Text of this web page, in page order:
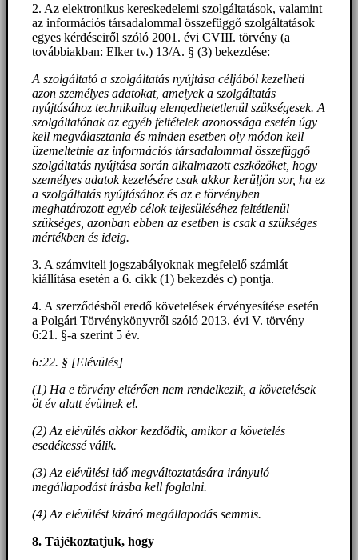
2. Az elektronikus kereskedelemi szolgáltatások, valamint
az információs társadalommal összefüggő szolgáltatások
egyes kérdéseiről szóló 2001. évi CVIII. törvény (a
továbbiakban: Elker tv.) 13/A. § (3) bekezdése:
A szolgáltató a szolgáltatás nyújtása céljából kezelheti
azon személyes adatokat, amelyek a szolgáltatás
nyújtásához technikailag elengedhetetlenül szükségesek. A
szolgáltatónak az egyéb feltételek azonossága esetén úgy
kell megválasztania és minden esetben oly módon kell
üzemeltetnie az információs társadalommal összefüggő
szolgáltatás nyújtása során alkalmazott eszközöket, hogy
személyes adatok kezelésére csak akkor kerüljön sor, ha ez
a szolgáltatás nyújtásához és az e törvényben
meghatározott egyéb célok teljesüléséhez feltétlenül
szükséges, azonban ebben az esetben is csak a szükséges
mértékben és ideig.
3. A számviteli jogszabályoknak megfelelő számlát
kiállítása esetén a 6. cikk (1) bekezdés c) pontja.
4. A szerződésből eredő követelések érvényesítése esetén
a Polgári Törvénykönyvről szóló 2013. évi V. törvény
6:21. §-a szerint 5 év.
6:22. § [Elévülés]
(1) Ha e törvény eltérően nem rendelkezik, a követelések
öt év alatt évülnek el.
(2) Az elévülés akkor kezdődik, amikor a követelés
esedékessé válik.
(3) Az elévülési idő megváltoztatására irányuló
megállapodást írásba kell foglalni.
(4) Az elévülést kizáró megállapodás semmis.
8. Tájékoztatjuk, hogy